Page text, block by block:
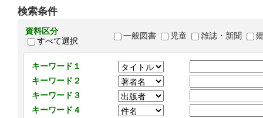
検索条件
資料区分
すべて選択
一般図書 児童 雑誌・新聞
キーワード１
キーワード２
キーワード３
キーワード４